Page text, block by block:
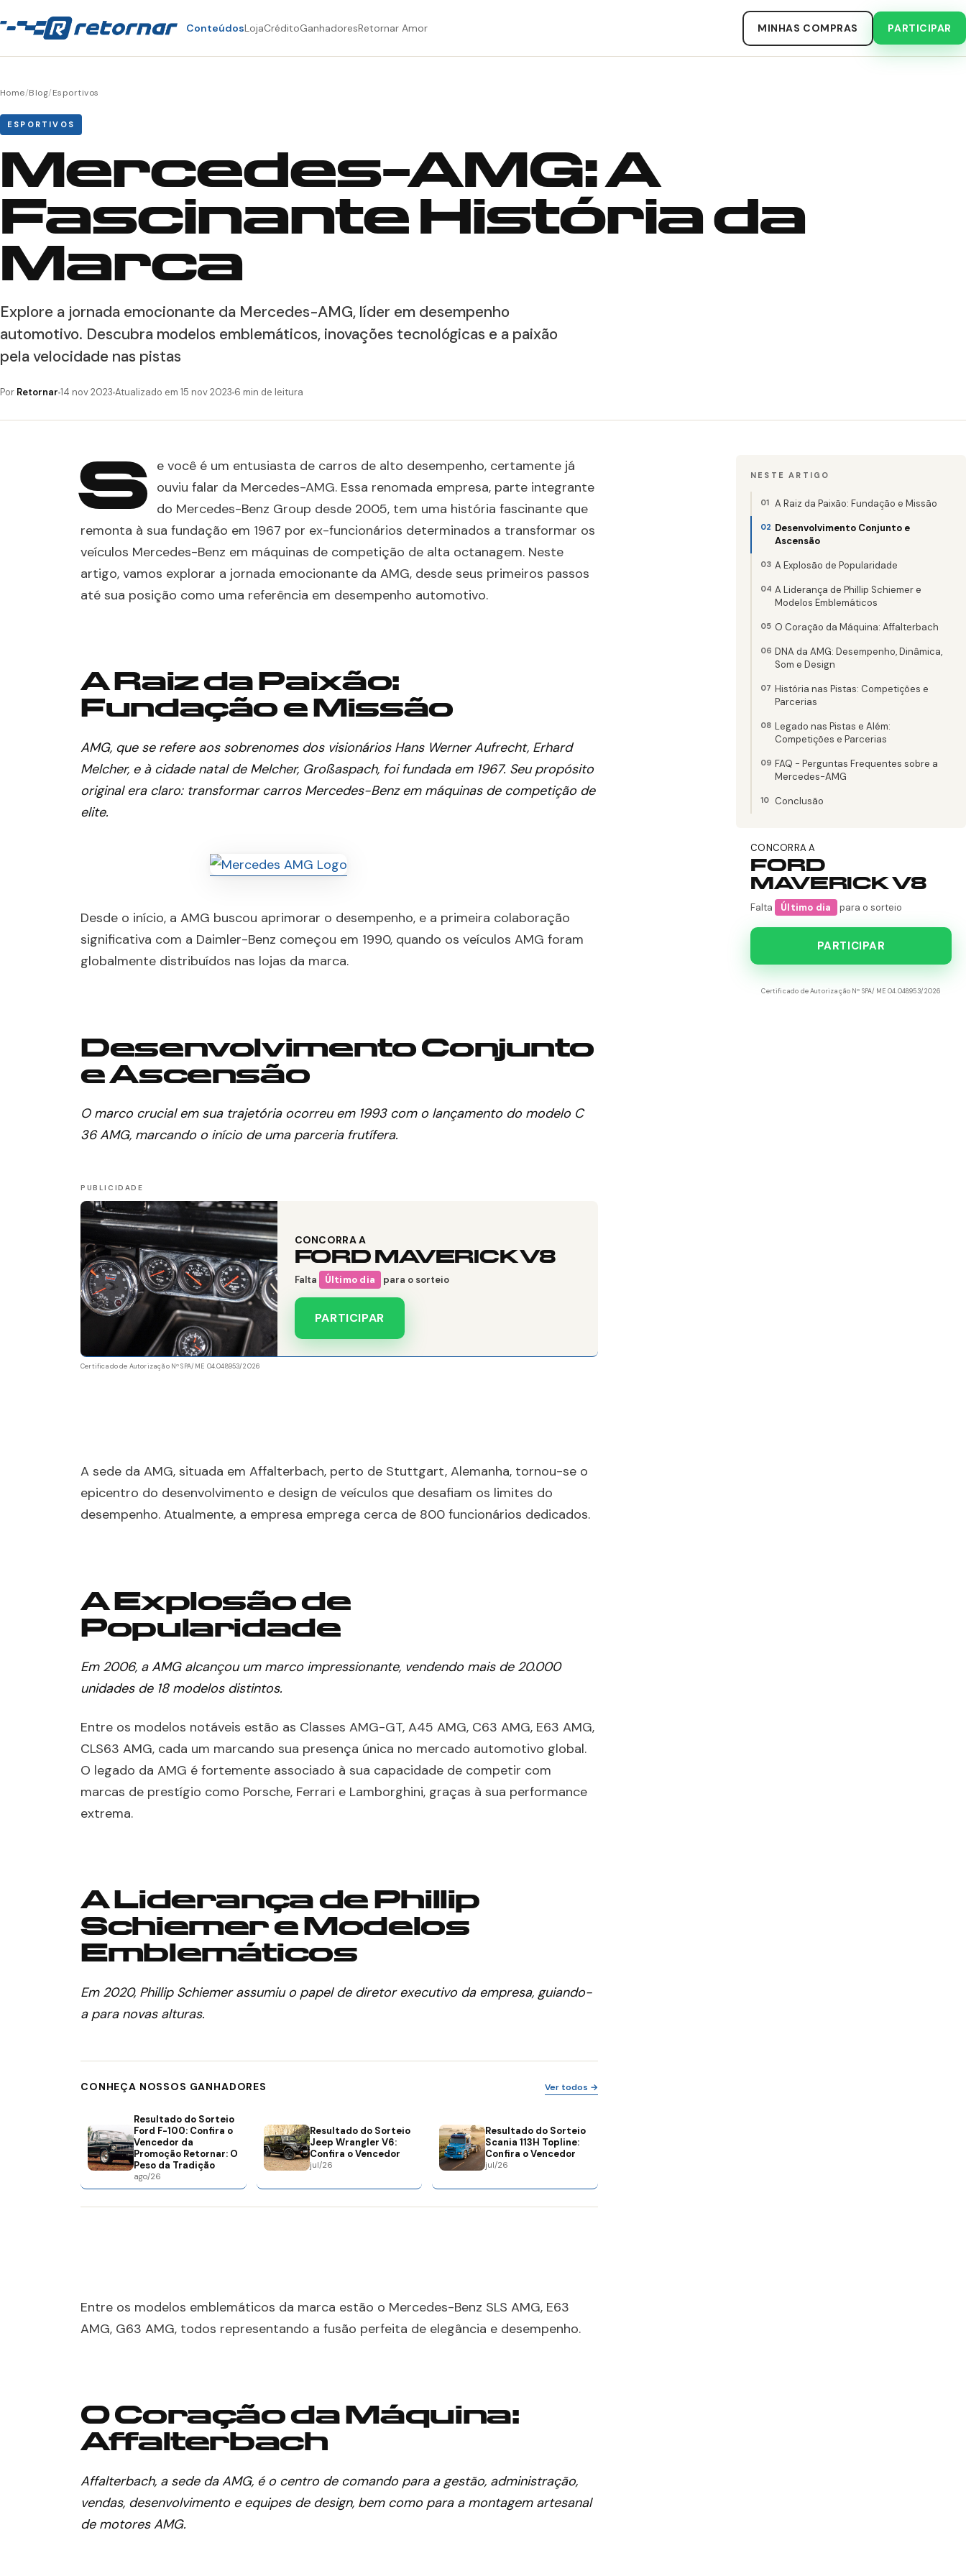
ConteúdosLojaCréditoGanhadoresRetornar Amor MINHAS COMPRAS PARTICIPAR
Home/Blog/Esportivos
ESPORTIVOS
Mercedes-AMG: A
Fascinante História da
Marca
Explore a jornada emocionante da Mercedes-AMG, líder em desempenho
automotivo. Descubra modelos emblemáticos, inovações tecnológicas e a paixão
pela velocidade nas pistas
Por Retornar 14 nov 2023 Atualizado em 15 nov 2023 6 min de leitura
S e você é um entusiasta de carros de alto desempenho, certamente já
ouviu falar da Mercedes-AMG. Essa renomada empresa, parte integrante
do Mercedes-Benz Group desde 2005, tem uma história fascinante que
remonta à sua fundação em 1967 por ex-funcionários determinados a transformar os
veículos Mercedes-Benz em máquinas de competição de alta octanagem. Neste
artigo, vamos explorar a jornada emocionante da AMG, desde seus primeiros passos
até sua posição como uma referência em desempenho automotivo.
A Raiz da Paixão:
Fundação e Missão
AMG, que se refere aos sobrenomes dos visionários Hans Werner Aufrecht, Erhard
Melcher, e à cidade natal de Melcher, Großaspach, foi fundada em 1967. Seu propósito
original era claro: transformar carros Mercedes-Benz em máquinas de competição de
elite.
Desde o início, a AMG buscou aprimorar o desempenho, e a primeira colaboração
significativa com a Daimler-Benz começou em 1990, quando os veículos AMG foram
globalmente distribuídos nas lojas da marca.
Desenvolvimento Conjunto
e Ascensão
O marco crucial em sua trajetória ocorreu em 1993 com o lançamento do modelo C
36 AMG, marcando o início de uma parceria frutífera.
CONCORRA A
FORD MAVERICK V8
Falta Último dia para o sorteio
PARTICIPAR
Certificado de Autorização Nº SPA/ME 04.048953/2026
A sede da AMG, situada em Affalterbach, perto de Stuttgart, Alemanha, tornou-se o
epicentro do desenvolvimento e design de veículos que desafiam os limites do
desempenho. Atualmente, a empresa emprega cerca de 800 funcionários dedicados.
A Explosão de
Popularidade
Em 2006, a AMG alcançou um marco impressionante, vendendo mais de 20.000
unidades de 18 modelos distintos.
Entre os modelos notáveis estão as Classes AMG-GT, A45 AMG, C63 AMG, E63 AMG,
CLS63 AMG, cada um marcando sua presença única no mercado automotivo global.
O legado da AMG é fortemente associado à sua capacidade de competir com
marcas de prestígio como Porsche, Ferrari e Lamborghini, graças à sua performance
extrema.
A Liderança de Phillip
Schiemer e Modelos
Emblemáticos
Em 2020, Phillip Schiemer assumiu o papel de diretor executivo da empresa, guiando-
a para novas alturas.
CONHEÇA NOSSOS GANHADORES Ver todos →
Resultado do Sorteio
Ford F-100: Confira o
Vencedor da
Promoção Retornar: O
Peso da Tradição
ago/26
Resultado do Sorteio
Jeep Wrangler V6:
Confira o Vencedor
jul/26
Resultado do Sorteio
Scania 113H Topline:
Confira o Vencedor
jul/26
Entre os modelos emblemáticos da marca estão o Mercedes-Benz SLS AMG, E63
AMG, G63 AMG, todos representando a fusão perfeita de elegância e desempenho.
O Coração da Máquina:
Affalterbach
Affalterbach, a sede da AMG, é o centro de comando para a gestão, administração,
vendas, desenvolvimento e equipes de design, bem como para a montagem artesanal
de motores AMG.
NESTE ARTIGO
A Raiz da Paixão: Fundação e Missão
Desenvolvimento Conjunto e
Ascensão
A Explosão de Popularidade
A Liderança de Phillip Schiemer e
Modelos Emblemáticos
O Coração da Máquina: Affalterbach
DNA da AMG: Desempenho, Dinâmica,
Som e Design
História nas Pistas: Competições e
Parcerias
Legado nas Pistas e Além:
Competições e Parcerias
FAQ - Perguntas Frequentes sobre a
Mercedes-AMG
Conclusão
CONCORRA A
FORD
MAVERICK V8
Falta Último dia para o sorteio
PARTICIPAR
Certificado de Autorização Nº SPA/ME 04.048953/2026